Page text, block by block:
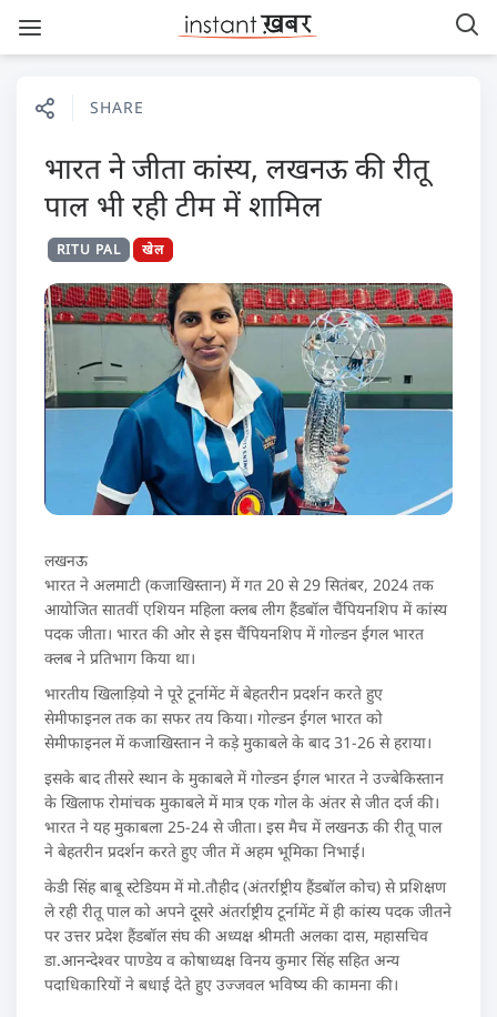
SHARE
भारत ने जीता कांस्य, लखनऊ की रीतू
पाल भी रही टीम में शामिल
RITU PAL खेल
लखनऊ
भारत ने अलमाटी (कजाखिस्तान) में गत 20 से 29 सितंबर, 2024 तक
आयोजित सातवीं एशियन महिला क्लब लीग हैंडबॉल चैंपियनशिप में कांस्य
पदक जीता। भारत की ओर से इस चैंपियनशिप में गोल्डन ईगल भारत
क्लब ने प्रतिभाग किया था।
भारतीय खिलाड़ियो ने पूरे टूर्नामेंट में बेहतरीन प्रदर्शन करते हुए
सेमीफाइनल तक का सफर तय किया। गोल्डन ईगल भारत को
सेमीफाइनल में कजाखिस्तान ने कड़े मुकाबले के बाद 31-26 से हराया।
इसके बाद तीसरे स्थान के मुकाबले में गोल्डन ईगल भारत ने उज्बेकिस्तान
के खिलाफ रोमांचक मुकाबले में मात्र एक गोल के अंतर से जीत दर्ज की।
भारत ने यह मुकाबला 25-24 से जीता। इस मैच में लखनऊ की रीतू पाल
ने बेहतरीन प्रदर्शन करते हुए जीत में अहम भूमिका निभाई।
केडी सिंह बाबू स्टेडियम में मो.तौहीद (अंतर्राष्ट्रीय हैंडबॉल कोच) से प्रशिक्षण
ले रही रीतू पाल को अपने दूसरे अंतर्राष्ट्रीय टूर्नामेंट में ही कांस्य पदक जीतने
पर उत्तर प्रदेश हैंडबॉल संघ की अध्यक्ष श्रीमती अलका दास, महासचिव
डा.आनन्देश्वर पाण्डेय व कोषाध्यक्ष विनय कुमार सिंह सहित अन्य
पदाधिकारियों ने बधाई देते हुए उज्जवल भविष्य की कामना की।